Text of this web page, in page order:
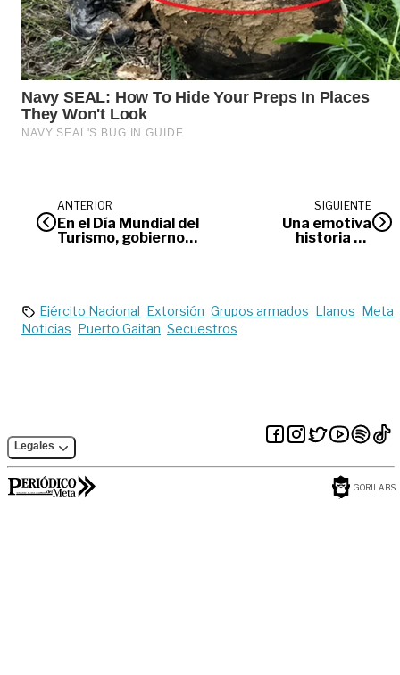
ANTERIOR
En el Día Mundial del
Turismo, gobierno
SIGUIENTE
Una emotiva
historia de
Ejército Nacional Extorsión Grupos armados Llanos Meta
Noticias Puerto Gaitan Secuestros
Legales
GORILABS